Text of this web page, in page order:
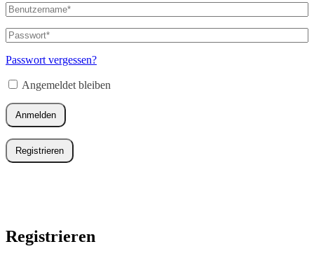
Benutzername
oder
E-
Mail-
Adresse*
Passwort*
Erforderlich
Passwort vergessen?
Angemeldet bleiben
Anmelden
Registrieren
Registrieren